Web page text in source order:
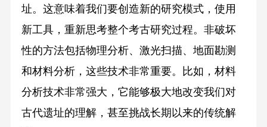
址。这意味着我们要创造新的研究模式，使用
新工具，重新思考整个考古研究过程。非破坏
性的方法包括物理分析、激光扫描、地面勘测
和材料分析，这些技术非常重要。比如，材料
分析技术非常强大，它能够极大地改变我们对
古代遗址的理解，甚至挑战长期以来的传统解